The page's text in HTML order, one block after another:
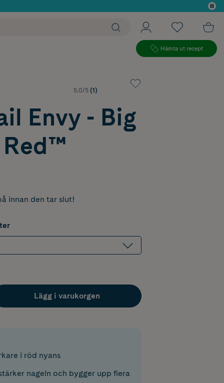
Hämta ut recept
5.0/5 (1)
Envy - Big
innan den tar slut!
Lägg i varukorgen
i röd nyans
nageln och bygger upp flera